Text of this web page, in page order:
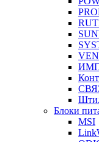
Блоки
MSI